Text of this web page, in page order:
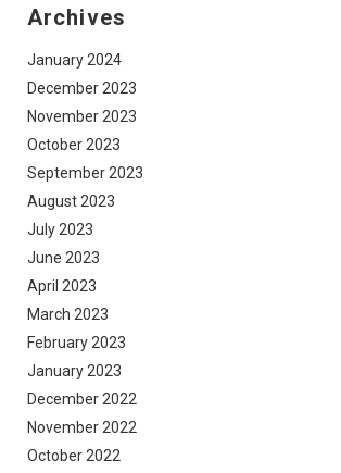
Archives
January 2024
December 2023
November 2023
October 2023
September 2023
August 2023
July 2023
June 2023
April 2023
March 2023
February 2023
January 2023
December 2022
November 2022
October 2022